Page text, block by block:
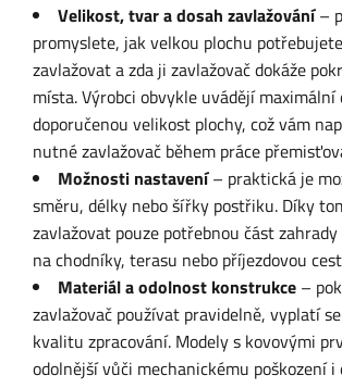
Velikost, tvar a dosah zavlažování–
promyslete, jak velkou plochu
zavlažovat a zda ji zavlažovač dokáže
místa. Výrobci obvykle uvádějí maximální
doporučenou velikost plochy, což vám
nutné zavlažovač během práce
Možnosti nastavení– praktická je
směru, délky nebo šířky postřiku. Díky
zavlažovat pouze potřebnou část
na chodníky, terasu nebo příjezdovou
Materiál a odolnost konstrukce –
zavlažovač používat pravidelně, vyplatí
kvalitu zpracování. Modely s kovovými
odolnější vůči mechanickému poškození i